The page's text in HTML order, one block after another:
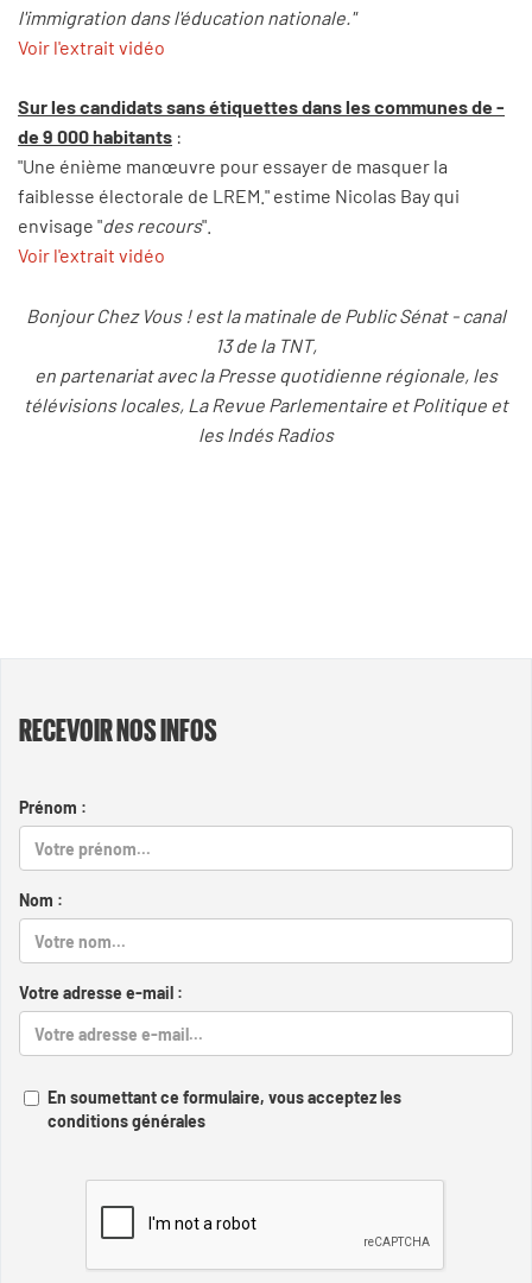
l'immigration dans l'éducation nationale."
Voir l'extrait vidéo
Sur les candidats sans étiquettes dans les communes de -
de 9 000 habitants :
"Une énième manœuvre pour essayer de masquer la
faiblesse électorale de LREM." estime Nicolas Bay qui
envisage "des recours".
Voir l'extrait vidéo
Bonjour Chez Vous ! est la matinale de Public Sénat - canal
13 de la TNT,
en partenariat avec la Presse quotidienne régionale, les
télévisions locales, La Revue Parlementaire et Politique et
les Indés Radios
RECEVOIR NOS INFOS
Prénom :
Nom :
Votre adresse e-mail :
En soumettant ce formulaire, vous acceptez les
conditions générales